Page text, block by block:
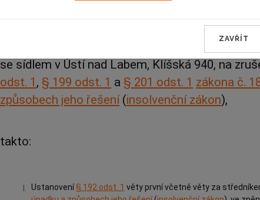
Michaela Židlická o návrhu SCA Packaging
sídlem Teplická 109, Jílové, Středočeské
60193158, se sídlem Novodvorská 803/82, Praha
se sídlem v Ústí nad Labem, Klíšská 940, na
odst. 1 , § 199 odst. 1 a § 201 odst. 1 zákona č.
způsobech jeho řešení(insolvenční zákon),
takto:
Ustanovení § 192 odst. 1 věty první včetně věty za
ZAVŘÍT